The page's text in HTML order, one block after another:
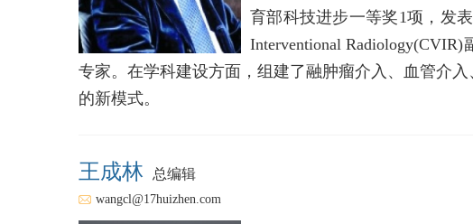
育部科技进步一等奖1项，发
Interventional
专家。在学科建设方面，组建了融肿瘤介入、血管介
的新模式。
王成林 总编辑
wangcl@17huizhen.com